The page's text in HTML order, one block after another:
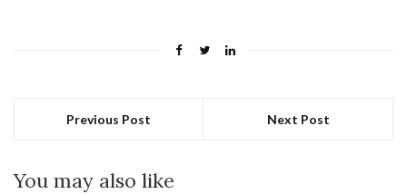
Previous Post Next Post
You may also like